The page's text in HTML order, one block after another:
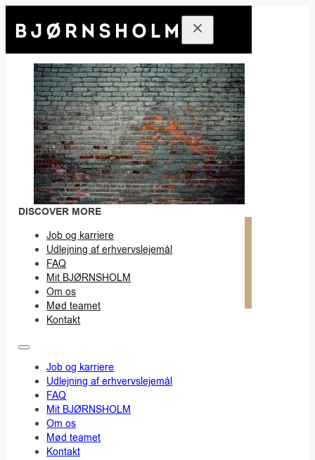
DISCOVER MORE
Job og karriere
Udlejning af erhvervslejemål
FAQ
Mit BJØRNSHOLM
Om os
Mød teamet
Kontakt
Job og karriere
Udlejning af erhvervslejemål
FAQ
Mit BJØRNSHOLM
Om os
Mød teamet
Kontakt